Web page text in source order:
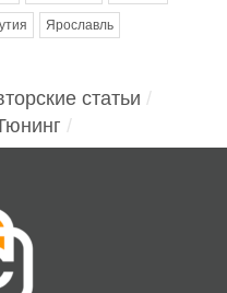
Ярославль
статьи